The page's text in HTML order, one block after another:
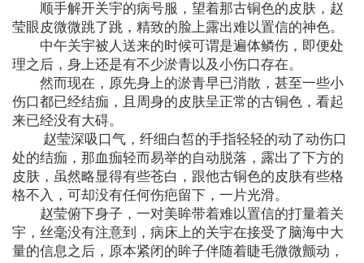
顺手解开关宇的病号服，望着那古铜色的皮肤，赵
莹眼皮微微跳了跳，精致的脸上露出难以置信的神色。
中午关宇被人送来的时候可谓是遍体鳞伤，即便处
理之后，身上还是有不少淤青以及小伤口存在。
然而现在，原先身上的淤青早已消散，甚至一些小
伤口都已经结痂，且周身的皮肤呈正常的古铜色，看起
来已经没有大碍。
赵莹深吸口气，纤细白皙的手指轻轻的动了动伤口
处的结痂，那血痂轻而易举的自动脱落，露出了下方的
皮肤，虽然略显得有些苍白，跟他古铜色的皮肤有些格
格不入，可却没有任何伤疤留下，一片光滑。
赵莹俯下身子，一对美眸带着难以置信的打量着关
宇，丝毫没有注意到，病床上的关宇在接受了脑海中大
量的信息之后，原本紧闭的眸子伴随着睫毛微微颤动，